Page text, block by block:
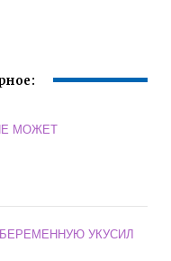
МОЖЕТ
УКУСИЛ